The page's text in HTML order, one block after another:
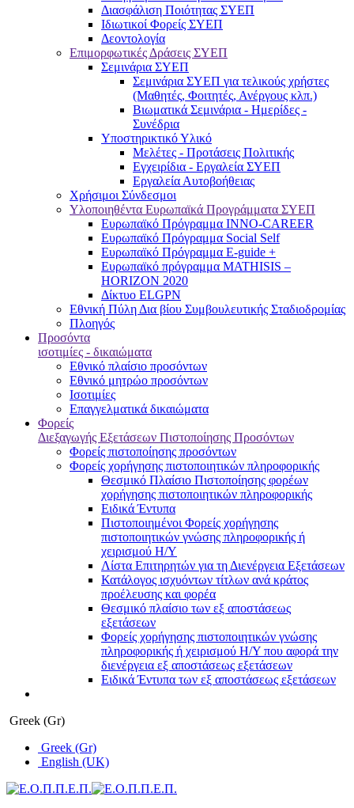
Διασφάλιση Ποιότητας ΣΥΕΠ
Ιδιωτικοί Φορείς ΣΥΕΠ
Δεοντολογία
Επιμορφωτικές Δράσεις ΣΥΕΠ
Σεμινάρια ΣΥΕΠ
Σεμινάρια ΣΥΕΠ για τελικούς χρήστες
(Μαθητές, Φοιτητές, Ανέργους κλπ.)
Βιωματικά Σεμινάρια - Ημερίδες -
Συνέδρια
Υποστηρικτικό Υλικό
Μελέτες - Προτάσεις Πολιτικής
Εγχειρίδια - Εργαλεία ΣΥΕΠ
Εργαλεία Αυτοβοήθειας
Χρήσιμοι Σύνδεσμοι
Υλοποιηθέντα Ευρωπαϊκά Προγράμματα ΣΥΕΠ
Ευρωπαϊκό Πρόγραμμα INNO-CAREER
Ευρωπαϊκό Πρόγραμμα Social Self
Ευρωπαϊκό Πρόγραμμα E-guide +
Ευρωπαϊκό πρόγραμμα MATHISIS –
HORIZON 2020
Δίκτυο ELGPN
Εθνική Πύλη Δια βίου Συμβουλευτικής Σταδιοδρομίας
Πλοηγός
Προσόντα
ισοτιμίες - δικαιώματα
Εθνικό πλαίσιο προσόντων
Εθνικό μητρώο προσόντων
Ισοτιμίες
Επαγγελματικά δικαιώματα
Φορείς
Διεξαγωγής Εξετάσεων Πιστοποίησης Προσόντων
Φορείς πιστοποίησης προσόντων
Φορείς χορήγησης πιστοποιητικών πληροφορικής
Θεσμικό Πλαίσιο Πιστοποίησης φορέων
χορήγησης πιστοποιητικών πληροφορικής
Ειδικά Έντυπα
Πιστοποιημένοι Φορείς χορήγησης
πιστοποιητικών γνώσης πληροφορικής ή
χειρισμού Η/Υ
Λίστα Επιτηρητών για τη Διενέργεια Εξετάσεων
Κατάλογος ισχυόντων τίτλων ανά κράτος
προέλευσης και φορέα
Θεσμικό πλαίσιο των εξ αποστάσεως
εξετάσεων
Φορείς χορήγησης πιστοποιητικών γνώσης
πληροφορικής ή χειρισμού Η/Υ που αφορά την
διενέργεια εξ αποστάσεως εξετάσεων
Ειδικά Έντυπα των εξ αποστάσεως εξετάσεων
Greek (Gr)
Greek (Gr)
English (UK)